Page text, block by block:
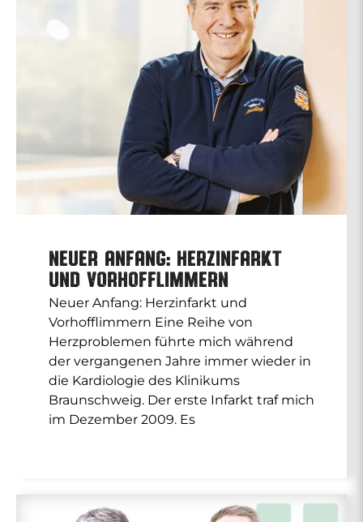
Neuer Anfang: Herzinfarkt
und Vorhofflimmern
Neuer Anfang: Herzinfarkt und
Vorhofflimmern Eine Reihe von
Herzproblemen führte mich während
der vergangenen Jahre immer wieder in
die Kardiologie des Klinikums
Braunschweig. Der erste Infarkt traf mich
im Dezember 2009. Es